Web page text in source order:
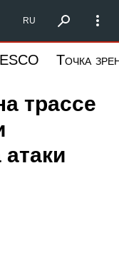
Запад
RU
Точка
трассе